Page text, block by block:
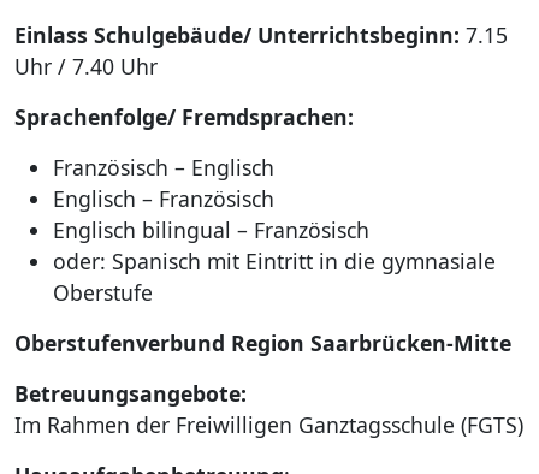
Einlass Schulgebäude/ Unterrichtsbeginn: 7.15
Uhr / 7.40 Uhr
Sprachenfolge/ Fremdsprachen:
Französisch – Englisch
Englisch – Französisch
Englisch bilingual – Französisch
oder: Spanisch mit Eintritt in die gymnasiale
Oberstufe
Oberstufenverbund Region Saarbrücken-Mitte
Betreuungsangebote:
Im Rahmen der Freiwilligen Ganztagsschule (FGTS)